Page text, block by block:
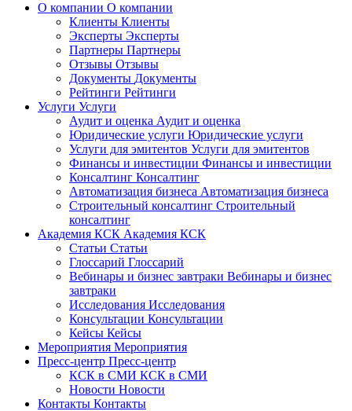
О компании О компании
Клиенты Клиенты
Эксперты Эксперты
Партнеры Партнеры
Отзывы Отзывы
Документы Документы
Рейтинги Рейтинги
Услуги Услуги
Аудит и оценка Аудит и оценка
Юридические услуги Юридические услуги
Услуги для эмитентов Услуги для эмитентов
Финансы и инвестиции Финансы и инвестиции
Консалтинг Консалтинг
Автоматизация бизнеса Автоматизация бизнеса
Строительный консалтинг Строительный
консалтинг
Академия КСК Академия КСК
Статьи Статьи
Глоссарий Глоссарий
Вебинары и бизнес завтраки Вебинары и бизнес
завтраки
Исследования Исследования
Консультации Консультации
Кейсы Кейсы
Мероприятия Мероприятия
Пресс-центр Пресс-центр
КСК в СМИ КСК в СМИ
Новости Новости
Контакты Контакты